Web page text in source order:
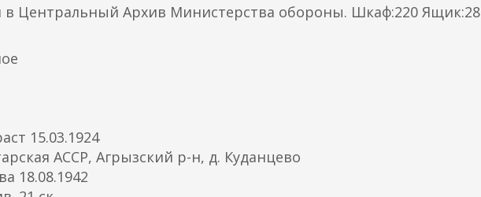
а
в Центральный Архив Министерства обороны. Шкаф:220 Ящик:28
15.03.1924
АССР, Агрызский р-н, д. Куданцево
18.08.1942